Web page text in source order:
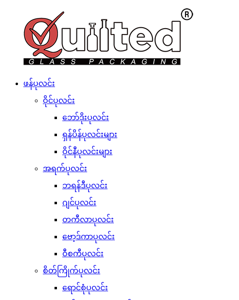
ဖန်ပုလင်း
ဝိုင်ပုလင်း
ဘော်ဒိုးပုလင်း
ရှန်ပိန်ပုလင်းများ
ဝိုင်နီပုလင်းများ
အရက်ပုလင်း
ဘရန်ဒီပုလင်း
ဂျင်ပုလင်း
တကီလာပုလင်း
ဗော့ဒ်ကာပုလင်း
ဝီစကီပုလင်း
စိတ်ကြိုက်ပုလင်း
ရောင်စုံပုလင်း